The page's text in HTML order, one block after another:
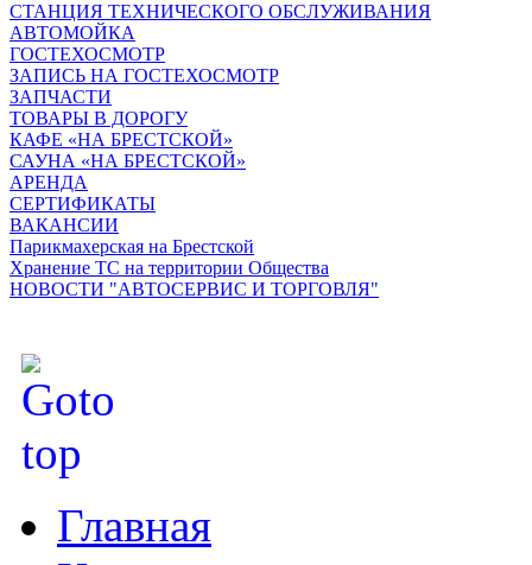
СТАНЦИЯ ТЕХНИЧЕСКОГО ОБСЛУЖИВАНИЯ
АВТОМОЙКА
ГОСТЕХОСМОТР
ЗАПИСЬ НА ГОСТЕХОСМОТР
ЗАПЧАСТИ
ТОВАРЫ В ДОРОГУ
КАФЕ «НА БРЕСТСКОЙ»
САУНА «НА БРЕСТСКОЙ»
АРЕНДА
СЕРТИФИКАТЫ
ВАКАНСИИ
Парикмахерская на Брестской
Хранение ТС на территории Общества
НОВОСТИ "АВТОСЕРВИС И ТОРГОВЛЯ"
Главная